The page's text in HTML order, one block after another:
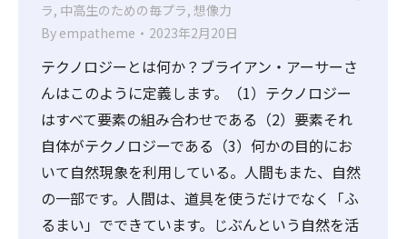
ラ, 中高生のための毎プラ, 想像力
By empatheme 2023年2月20日
テクノロジーとは何か？ブライアン・アーサーさ
んはこのように定義します。（1）テクノロジー
はすべて要素の組み合わせである（2）要素それ
自体がテクノロジーである（3）何かの目的にお
いて自然現象を利用している。人間もまた、自然
の一部です。人間は、道具を使うだけでなく「ふ
るまい」でできています。じぶんという自然を活